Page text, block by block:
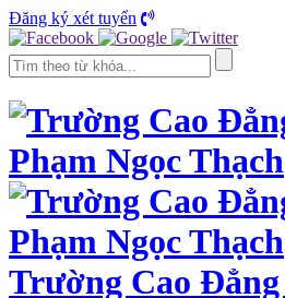
Đăng ký xét tuyển
Trường Cao